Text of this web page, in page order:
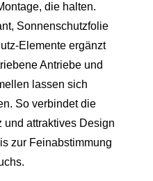
die halten.
Sonnenschutzfolie
Elemente ergänzt
Antriebe und
lassen sich
So verbindet die
und attraktives Design
zur Feinabstimmung